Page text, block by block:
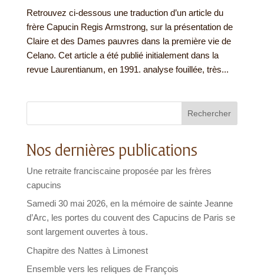
Retrouvez ci-dessous une traduction d’un article du
frère Capucin Regis Armstrong, sur la présentation de
Claire et des Dames pauvres dans la première vie de
Celano. Cet article a été publié initialement dans la
revue Laurentianum, en 1991. analyse fouillée, très...
Rechercher
Nos dernières publications
Une retraite franciscaine proposée par les frères
capucins
Samedi 30 mai 2026, en la mémoire de sainte Jeanne
d’Arc, les portes du couvent des Capucins de Paris se
sont largement ouvertes à tous.
Chapitre des Nattes à Limonest
Ensemble vers les reliques de François